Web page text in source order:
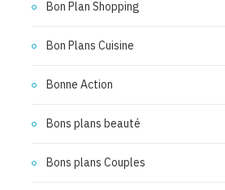
Bon Plan Shopping
Bon Plans Cuisine
Bonne Action
Bons plans beauté
Bons plans Couples